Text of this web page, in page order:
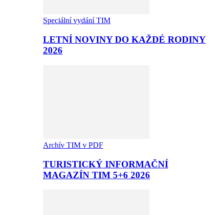
Speciální vydání TIM
LETNÍ NOVINY DO KAŽDÉ RODINY
2026
Archív TIM v PDF
TURISTICKÝ INFORMAČNÍ
MAGAZÍN TIM 5+6 2026